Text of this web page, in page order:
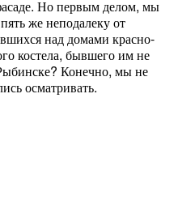
Но первым делом, мы
же неподалеку от
над домами красно-
костела, бывшего им не
Конечно, мы не
осматривать.